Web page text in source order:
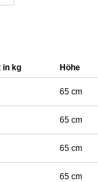
in kg Höhe
65 cm
65 cm
65 cm
65 cm